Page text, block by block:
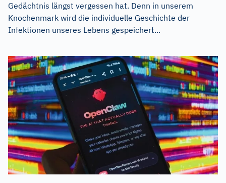
Gedächtnis längst vergessen hat. Denn in unserem
Knochenmark wird die individuelle Geschichte der
Infektionen unseres Lebens gespeichert...